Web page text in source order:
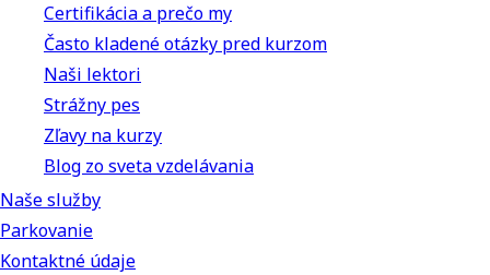
Certifikácia a prečo my
Často kladené otázky pred kurzom
Naši lektori
Strážny pes
Zľavy na kurzy
Blog zo sveta vzdelávania
Naše služby
Parkovanie
Kontaktné údaje